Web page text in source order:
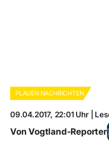
PLAUEN NACHRICHTEN
09.04.2017, 22:01 Uhr |
Von Vogtland-Reporter